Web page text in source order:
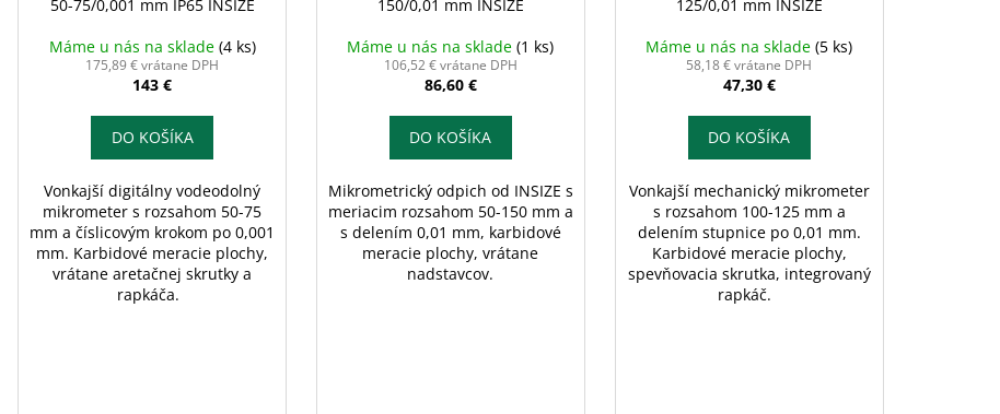
50-75/0,001 mm IP65 INSIZE
Máme u nás na sklade (4 ks)
175,89 € vrátane DPH
143 €
DO KOŠÍKA
Vonkajší digitálny vodeodolný
mikrometer s rozsahom 50-75
mm a číslicovým krokom po 0,001
mm. Karbidové meracie plochy,
vrátane aretačnej skrutky a
rapkáča.
150/0,01 mm INSIZE
Máme u nás na sklade(1 ks)
106,52 € vrátane DPH
86,60 €
DO KOŠÍKA
Mikrometrický odpich od INSIZE s
meriacim rozsahom 50-150 mm a
s delením 0,01 mm, karbidové
meracie plochy, vrátane
nadstavcov.
125/0,01 mm INSIZE
Máme u nás na sklade(5 ks)
58,18 € vrátane DPH
47,30 €
DO KOŠÍKA
Vonkajší mechanický mikrometer
s rozsahom 100-125 mm a
delením stupnice po 0,01 mm.
Karbidové meracie plochy,
spevňovacia skrutka, integrovaný
rapkáč.